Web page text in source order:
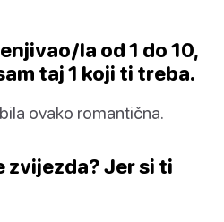
la od 1 do 10,
taj 1 koji ti treba.
ovako romantična.
zvijezda? Jer si ti